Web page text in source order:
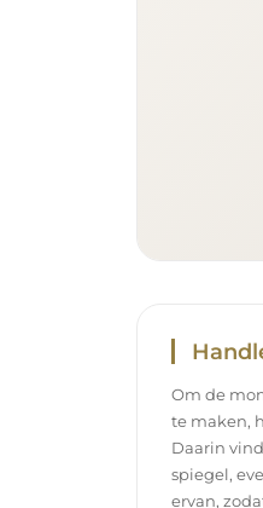
Om de
te maken,
Daarin
spiegel,
ervan,